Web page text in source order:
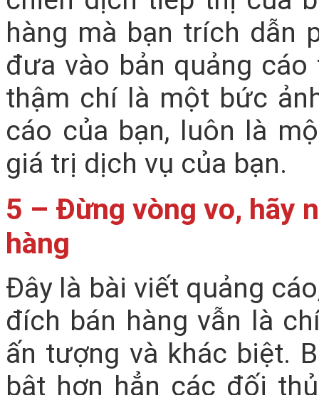
hàng mà bạn trích dẫn
đưa vào bản quảng
thậm chí là một bức
cáo của bạn, luôn là
giá trị dịch vụ của bạn.
5 – Đừng vòng vo, hãy
hàng
Đây là bài viết quảng
đích bán hàng vẫn là
ấn tượng và khác biệt.
bật hơn hẳn các đối